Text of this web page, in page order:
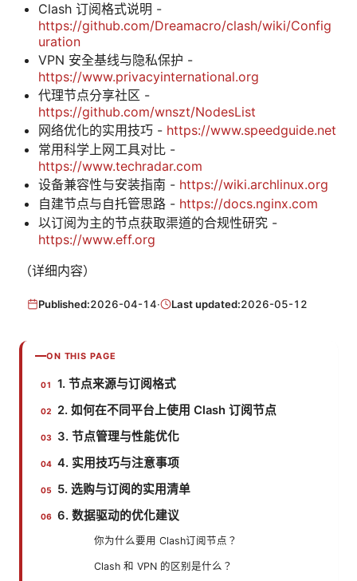
Clash 订阅格式说明 -
https://github.com/Dreamacro/clash/wiki/Config
uration
VPN 安全基线与隐私保护 -
https://www.privacyinternational.org
代理节点分享社区 -
https://github.com/wnszt/NodesList
网络优化的实用技巧 - https://www.speedguide.net
常用科学上网工具对比 -
https://www.techradar.com
设备兼容性与安装指南 - https://wiki.archlinux.org
自建节点与自托管思路 - https://docs.nginx.com
以订阅为主的节点获取渠道的合规性研究 -
https://www.eff.org
（详细内容）
Published:2026-04-14· Last updated:2026-05-12
ON THIS PAGE
1. 节点来源与订阅格式
2. 如何在不同平台上使用 Clash 订阅节点
3. 节点管理与性能优化
4. 实用技巧与注意事项
5. 选购与订阅的实用清单
6. 数据驱动的优化建议
你为什么要用 Clash订阅节点？
Clash 和 VPN 的区别是什么？